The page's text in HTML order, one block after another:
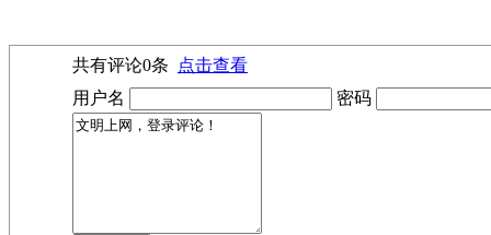
共有评论0条
点击查看
用户名
密码